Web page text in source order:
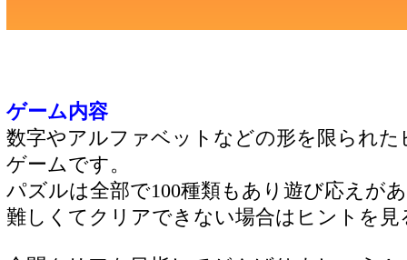
ゲーム内容
数字やアルファベットなどの形を限られ
ゲームです。
パズルは全部で100種類もあり遊び応えが
難しくてクリアできない場合はヒントを